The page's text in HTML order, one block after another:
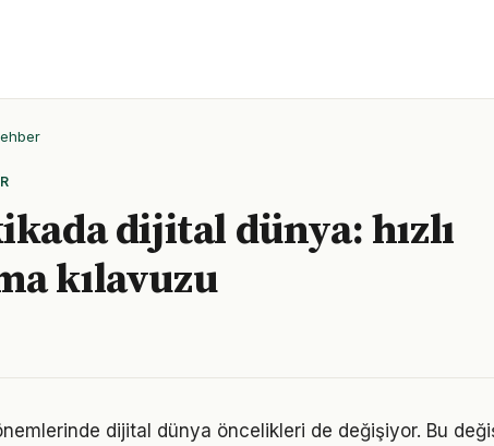
dijital dünya: hızlı
kılavuzu
dijital dünya öncelikleri de değişiyor. Bu